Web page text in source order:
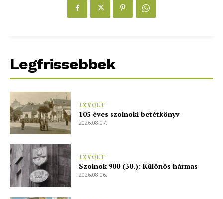
Hasznos
Kapcsolat
Adatkezelési tájékoztató
Legfrissebbek
1XVOLT
105 éves szolnoki betétkönyv
2026.08.07.
1XVOLT
Szolnok 900 (30.): Különös hármas
2026.08.06.